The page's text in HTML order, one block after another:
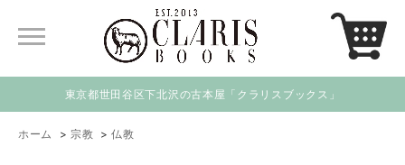
東京都世田谷区下北沢の古本屋「クラリスブックス」
ホーム > 宗教 >仏教